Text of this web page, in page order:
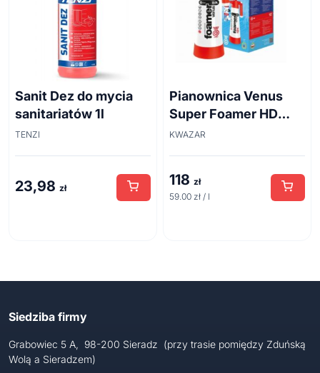
Sanit Dez do mycia
sanitariatów 1l
TENZI
23,98 zł
Pianownica Venus
Super Foamer HD
acid line 2L
KWAZAR
118 zł
59.00 zł / l
Siedziba firmy
Grabowiec 5 A, 98-200 Sieradz (przy trasie pomiędzy Zduńską
Wolą a Sieradzem)